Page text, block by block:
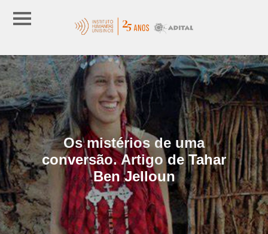
Os mistérios de uma
conversão. Artigo de Tahar
Ben Jelloun